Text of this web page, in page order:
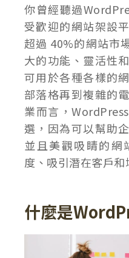
你曾經聽過
受歡迎的網站架設
超過 40%的網站市
大的功能、靈活性
可用於各種各樣的
部落格再到複雜的
業而言，
選，因為可以幫助
並且美觀吸睛的網
度、吸引潛在客戶和
什麼是